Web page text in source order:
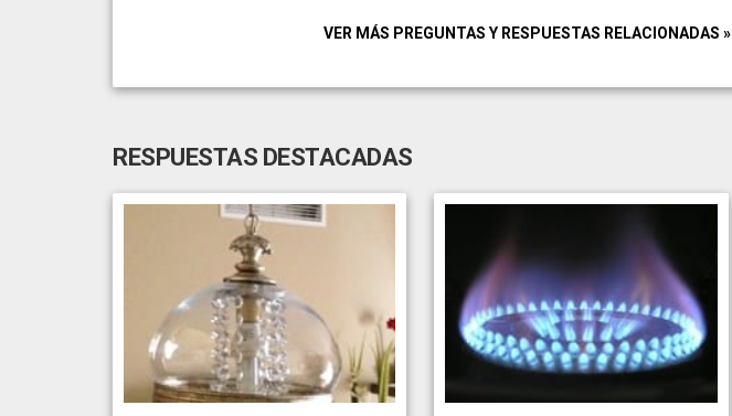
VER MÁS PREGUNTAS Y RESPUESTAS RELACIONADAS »
RESPUESTAS DESTACADAS